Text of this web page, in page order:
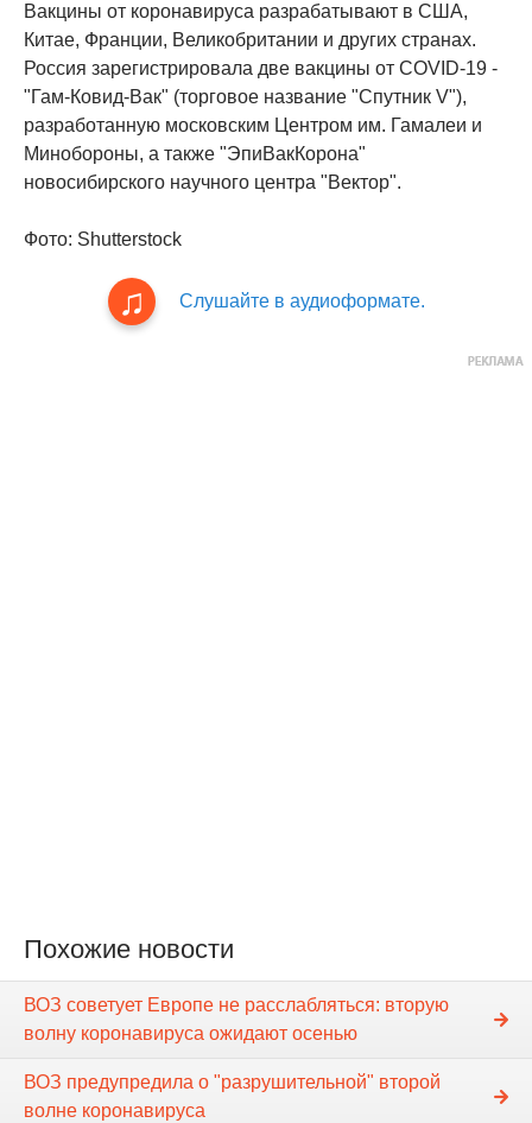
Вакцины от коронавируса разрабатывают в США,
Китае, Франции, Великобритании и других странах.
Россия зарегистрировала две вакцины от COVID-19 -
"Гам-Ковид-Вак" (торговое название "Спутник V"),
разработанную московским Центром им. Гамалеи и
Минобороны, а также "ЭпиВакКорона"
новосибирского научного центра "Вектор".
Фото: Shutterstock
Слушайте в аудиоформате.
Похожие новости
ВОЗ советует Европе не расслабляться: вторую
волну коронавируса ожидают осенью
ВОЗ предупредила о "разрушительной" второй
волне коронавируса